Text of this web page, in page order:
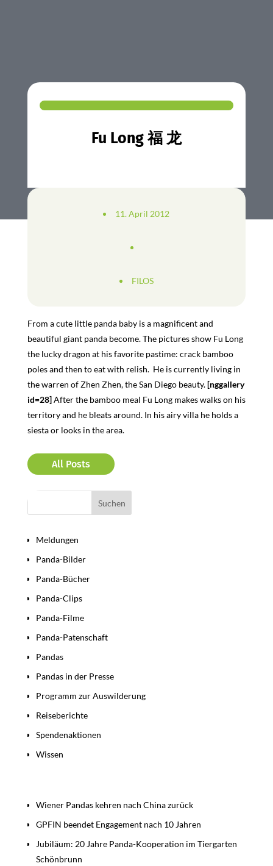
Fu Long 福 龙
11. April 2012
FILOS
From a cute little panda baby is a magnificent and
beautiful giant panda become. The pictures show Fu Long
the lucky dragon at his favorite pastime: crack bamboo
poles and then to eat with relish. He is currently living in
the warren of Zhen Zhen, the San Diego beauty.[nggallery
id=28]After the bamboo meal Fu Long makes walks on his
territory and he bleats around. In his airy villa he holds a
siesta or looks in the area.
All Posts
Meldungen
Panda-Bilder
Panda-Bücher
Panda-Clips
Panda-Filme
Panda-Patenschaft
Pandas
Pandas in der Presse
Programm zur Auswilderung
Reiseberichte
Spendenaktionen
Wissen
Wiener Pandas kehren nach China zurück
GPFIN beendet Engagement nach 10 Jahren
Jubiläum: 20 Jahre Panda-Kooperation im Tiergarten
Schönbrunn